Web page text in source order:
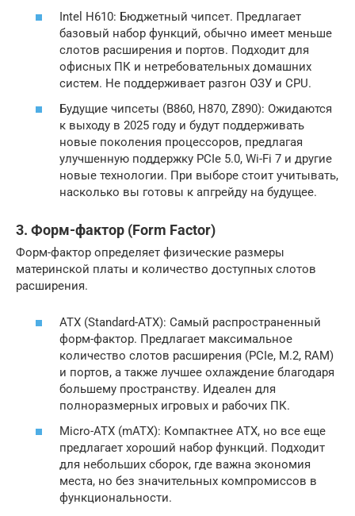
Intel H610: Бюджетный чипсет. Предлагает
базовый набор функций, обычно имеет меньше
слотов расширения и портов. Подходит для
офисных ПК и нетребовательных домашних
систем. Не поддерживает разгон ОЗУ и CPU.
Будущие чипсеты (B860, H870, Z890): Ожидаются
к выходу в 2025 году и будут поддерживать
новые поколения процессоров, предлагая
улучшенную поддержку PCIe 5.0, Wi-Fi 7 и другие
новые технологии. При выборе стоит учитывать,
насколько вы готовы к апгрейду на будущее.
3. Форм-фактор (Form Factor)
Форм-фактор определяет физические размеры
материнской платы и количество доступных слотов
расширения.
ATX (Standard-ATX): Самый распространенный
форм-фактор. Предлагает максимальное
количество слотов расширения (PCIe, M.2, RAM)
и портов, а также лучшее охлаждение благодаря
большему пространству. Идеален для
полноразмерных игровых и рабочих ПК.
Micro-ATX (mATX): Компактнее ATX, но все еще
предлагает хороший набор функций. Подходит
для небольших сборок, где важна экономия
места, но без значительных компромиссов в
функциональности.